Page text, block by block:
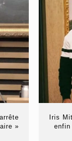
»
Iris